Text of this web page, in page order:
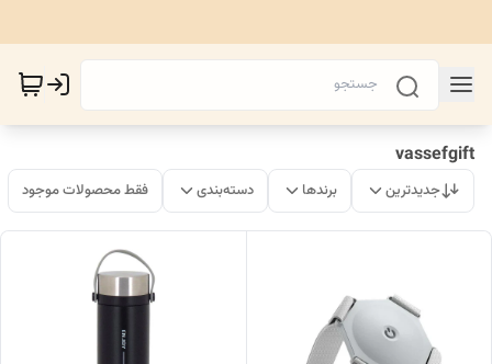
vassefgift
جدیدترین برندها دسته‌بندی فقط محصولات موجود